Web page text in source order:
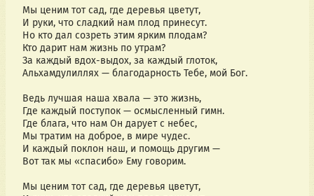
Мы ценим тот сад, где деревья цветут,
И руки, что сладкий нам плод принесут.
Но кто дал созреть этим ярким плодам?
Кто дарит нам жизнь по утрам?
За каждый вдох-выдох, за каждый глоток,
Альхамдулиллях — благодарность Тебе, мой Бог.
Ведь лучшая наша хвала — это жизнь,
Где каждый поступок — осмысленный гимн.
Где блага, что нам Он дарует с небес,
Мы тратим на доброе, в мире чудес.
И каждый поклон наш, и помощь другим —
Вот так мы «спасибо» Ему говорим.
Мы ценим тот сад, где деревья цветут,